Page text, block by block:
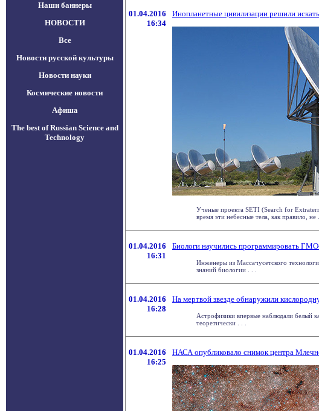
Наши баннеры
НОВОСТИ
Все
Новости русской культуры
Новости науки
Космические новости
Афиша
The best of Russian Science and
Technology
01.04.2016
16:34
Инопланетные цивилизации решили
Ученые проекта SETI (Search for
время эти небесные тела, как правило, не .
01.04.2016
16:31
Биологи научились программировать
Инженеры из Массачусетского
знаний биологии . . .
01.04.2016
16:28
На мертвой звезде обнаружили
Астрофизики впервые наблюдали белый
теоретически . . .
01.04.2016
16:25
НАСА опубликовало снимок центра